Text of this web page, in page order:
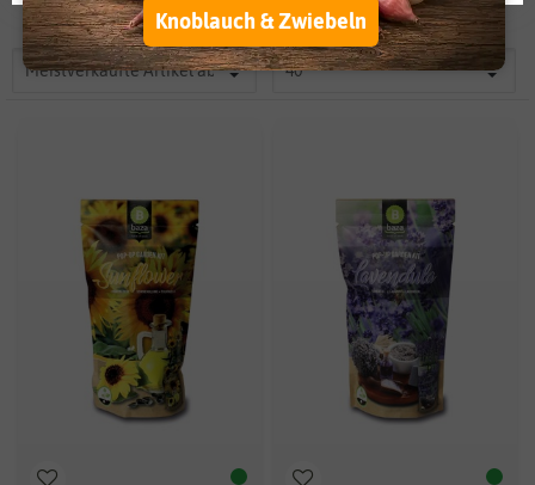
10 Ergebnissegefunden in Anzuchtsets
Knoblauch & Zwiebeln